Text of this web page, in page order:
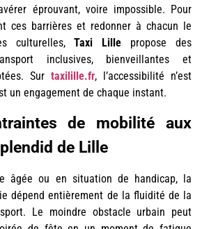
éprouvant, voire impossible. Pour
ces barrières et redonner à chacun le
culturelles,Taxi Lille propose des
inclusives, bienveillantes et
Sur taxilille.fr, l’accessibilité n’est
un engagement de chaque instant.
de mobilité aux
de Lille
âgée ou en situation de handicap, la
dépend entièrement de la fluidité de la
Le moindre obstacle urbain peut